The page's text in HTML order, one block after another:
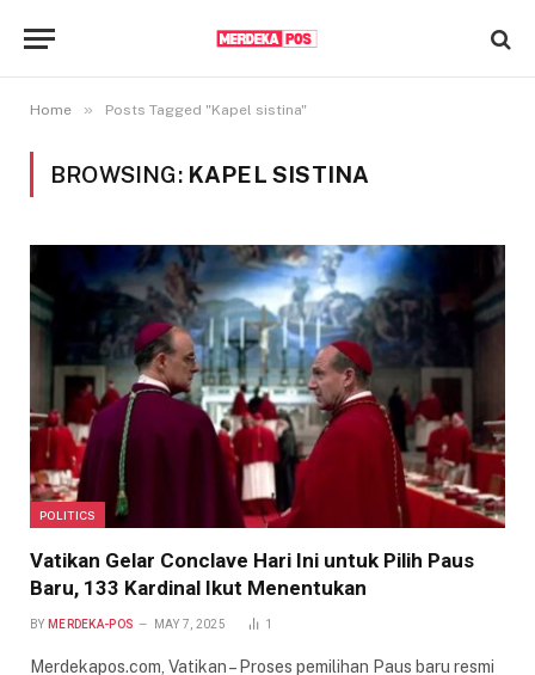
Home » Posts Tagged "Kapel sistina"
BROWSING: KAPEL SISTINA
POLITICS
Vatikan Gelar Conclave Hari Ini untuk Pilih Paus
Baru, 133 Kardinal Ikut Menentukan
BY MERDEKA-POS MAY 7, 2025 1
Merdekapos.com, Vatikan – Proses pemilihan Paus baru resmi